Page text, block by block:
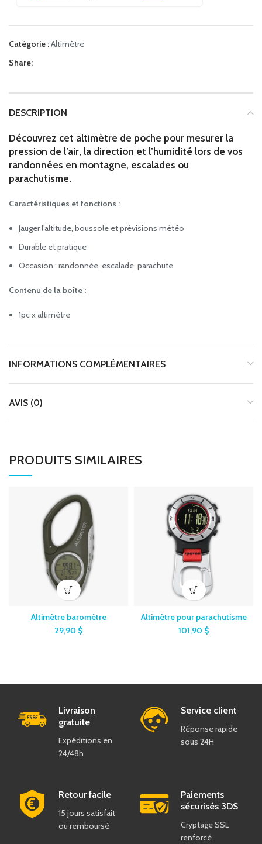
Catégorie :Altimètre
Share:
DESCRIPTION
Découvrez cet altimètre de poche pour mesurer la
pression de l’air, la direction et l’humidité lors de vos
randonnées en montagne, escalades ou
parachutisme.
Caractéristiques et fonctions :
Jauger l’altitude, boussole et prévisions météo
Durable et pratique
Occasion : randonnée, escalade, parachute
Contenu de la boîte :
1pc x altimètre
INFORMATIONS COMPLÉMENTAIRES
AVIS (0)
PRODUITS SIMILAIRES
Altimètre baromètre
29,90 $
Altimètre pour parachutisme
101,90 $
Livraison
gratuite
Expéditions en
24/48h
Service client
Réponse rapide
sous 24H
Retour facile
15 jours satisfait
ou remboursé
Paiements
sécurisés 3DS
Cryptage SSL
renforcé